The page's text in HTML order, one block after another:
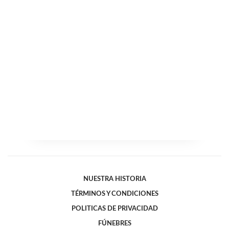
NUESTRA HISTORIA
TÉRMINOS Y CONDICIONES
POLITICAS DE PRIVACIDAD
FÚNEBRES